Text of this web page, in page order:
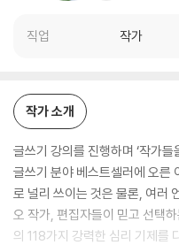
직업 작가
작가 소개
글쓰기 강의를 진행하며 ‘작가
글쓰기 분야 베스트셀러에 오른
로 널리 쓰이는 것은 물론, 여러
오 작가, 편집자들이 믿고 선택
의 118가지 강력한 심리 기제를